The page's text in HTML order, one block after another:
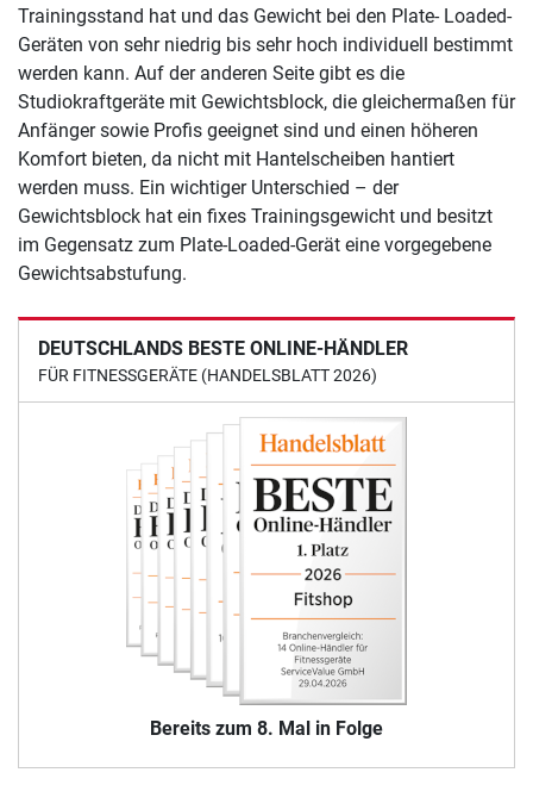
DEUTSCHLANDS BESTE ONLINE-HÄNDLER
FÜR FITNESSGERÄTE (HANDELSBLATT 2026)
Bereits zum 8. Mal in Folge
Trainingsstand hat und das Gewicht bei den Plate- Loaded-
Geräten von sehr niedrig bis sehr hoch individuell bestimmt
werden kann. Auf der anderen Seite gibt es die
Studiokraftgeräte mit Gewichtsblock, die gleichermaßen für
Anfänger sowie Profis geeignet sind und einen höheren
Komfort bieten, da nicht mit Hantelscheiben hantiert
werden muss. Ein wichtiger Unterschied – der
Gewichtsblock hat ein fixes Trainingsgewicht und besitzt
im Gegensatz zum Plate-Loaded-Gerät eine vorgegebene
Gewichtsabstufung.